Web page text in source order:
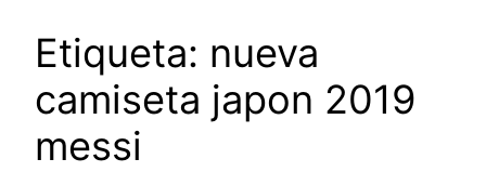
Etiqueta: nueva
camiseta japon 2019
messi